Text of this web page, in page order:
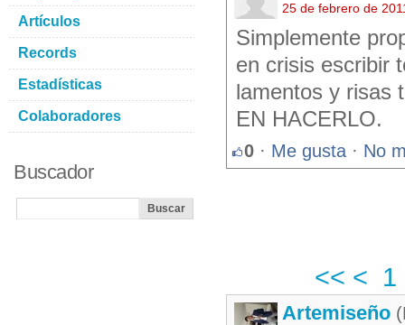
25 de febrero de
Simplemente
en crisis escribir
lamentos y risas
EN HACERLO.
0 · Me gusta · No
<< < 1
Artemiseño
Artículos
Records
Estadísticas
Colaboradores
Buscador